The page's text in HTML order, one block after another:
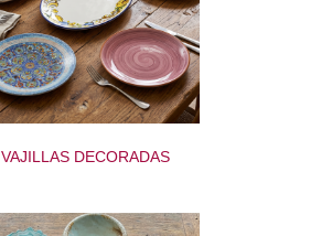
VAJILLAS DECORADAS